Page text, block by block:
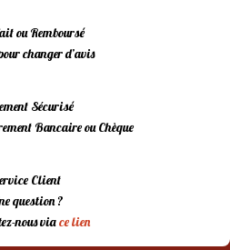
ou Remboursé
changer d’avis
Sécurisé
Bancaire ou Chèque
Client
question ?
nous viace lien